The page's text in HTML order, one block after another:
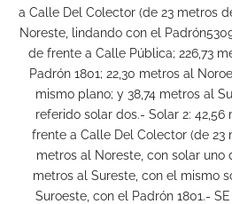
a Calle Del Colector (de 23 metros
Noreste, lindando con el
de frente a Calle Pública; 226,73
Padrón 1801; 22,30 metros al
mismo plano; y 38,74 metros al
referido solar dos.- Solar 2:
frente a Calle Del Colector (de 23
metros al Noreste, con solar uno
metros al Sureste, con el mismo
Suroeste, con el Padrón 1801.-